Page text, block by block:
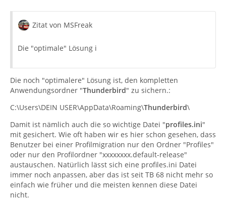
Zitat von MSFreak
Die "optimale" Lösung i
Die noch "optimalere" Lösung ist, den kompletten
Anwendungsordner "Thunderbird" zu sichern.:
C:\Users\DEIN USER\AppData\Roaming\Thunderbird\
Damit ist nämlich auch die so wichtige Datei "profiles.ini"
mit gesichert. Wie oft haben wir es hier schon gesehen, dass
Benutzer bei einer Profilmigration nur den Ordner "Profiles"
oder nur den Profilordner "xxxxxxxx.default-release"
austauschen. Natürlich lässt sich eine profiles.ini Datei
immer noch anpassen, aber das ist seit TB 68 nicht mehr so
einfach wie früher und die meisten kennen diese Datei
nicht.